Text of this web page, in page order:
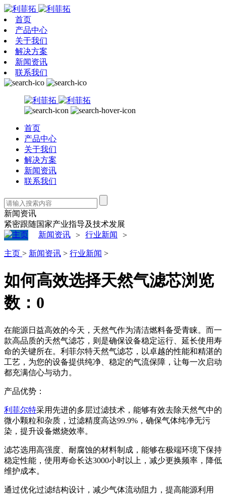
首页
产品中心
关于我们
解决方案
新闻资讯
联系我们
首页
产品中心
关于我们
解决方案
新闻资讯
联系我们
新闻资讯
紧密跟随国家产业指导及技术发展
新闻资讯 > 行业新闻 >
主页 > 新闻资讯 > 行业新闻 >
如何高效选择天然气滤芯浏览
数： 0
在能源日益高效的今天，天然气作为清洁燃料备受青睐。而一
款高品质的天然气滤芯，则是确保设备稳定运行、延长使用寿
命的关键所在。利菲尔特天然气滤芯，以卓越的性能和精湛的
工艺，为您的设备提供纯净、稳定的气流保障，让每一次启动
都充满信心与动力。
产品优势：
利菲尔特采用先进的多层过滤技术，能够有效去除天然气中的
微小颗粒和杂质，过滤精度高达99.9%，确保气体纯净无污
染，提升设备燃烧效率。
滤芯选用高强度、耐腐蚀的材料制成，能够在极端环境下保持
稳定性能，使用寿命长达3000小时以上，减少更换频率，降低
维护成本。
通过优化过滤结构设计，减少气体流动阻力，提高能源利用